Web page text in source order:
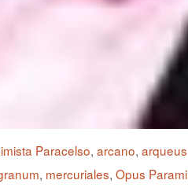
Paracelso, arcano, arqueus
, mercuriales, Opus